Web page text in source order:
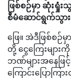
ဖြစ်စဉ်မှာ ဆုံး
စီမံဆောင်ရွက်သွာ
ဖြေ။ အဲဒီဖြစ်စဉ်
တို့ ငွေကြေးများ
ဘဏ်များအနေဖြ
ကြောင်းပြောက